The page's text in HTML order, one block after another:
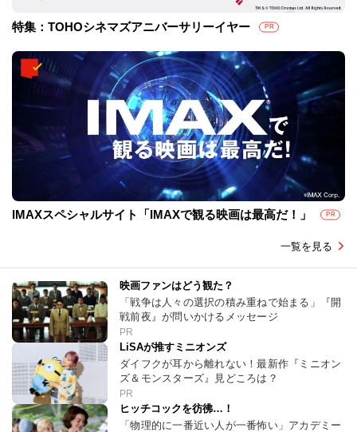
特集：TOHOシネマズアニバーサリーイヤー PR
IMAXスペシャルサイト「IMAXで観る映画は最高だ！」 PR
一覧を見る
映画ファンはどう観た？
「戦争は人々の選択の積み重ねで始まる」『開
戦前夜』が問いかけるメッセージ
PR
LiSAが推すミニオンズ
ダイフクが耳から離れない！最新作『ミニオン
ズ＆モンスターズ』見どころは？
PR
ヒッチコックを彷彿…！
「物理的に一番近い人が一番怖い」アカデミー